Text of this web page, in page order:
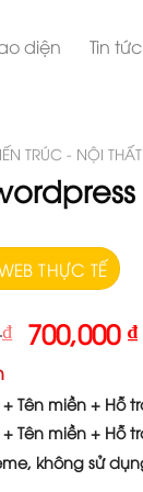
diện Tin tức
TRÚC - NỘI THẤT
THỰC TẾ
₫ 700,000₫
+ Tên miền + Hỗ
+ Tên miền + Hỗ
không sử